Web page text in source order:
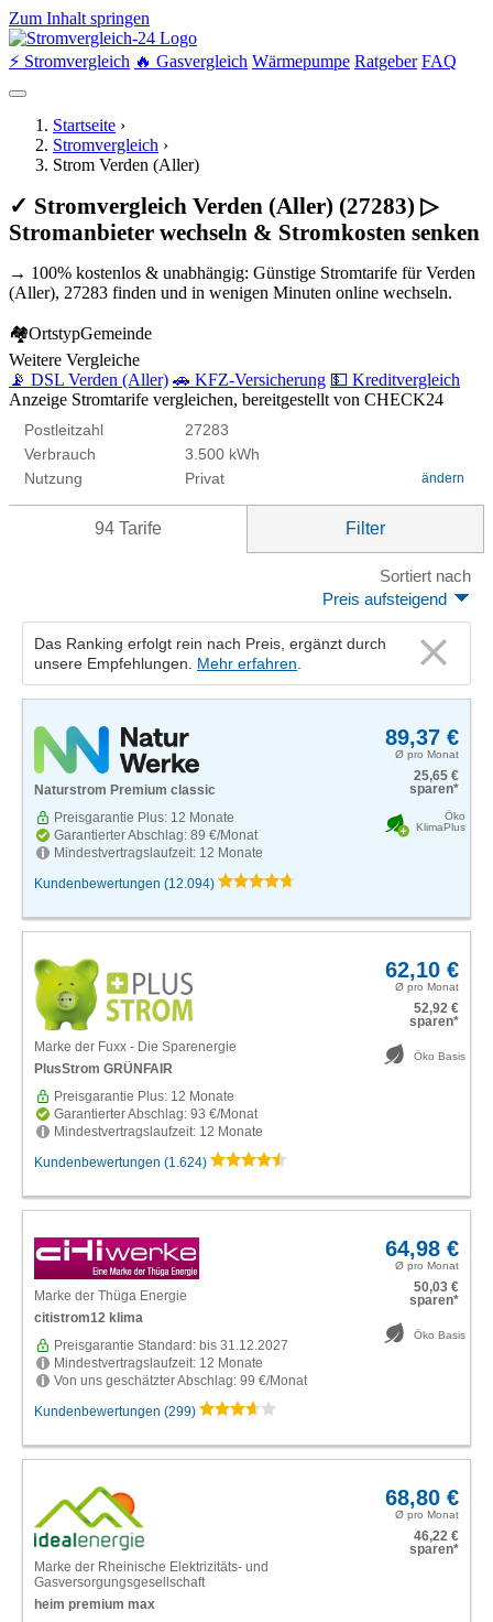
Zum Inhalt springen
⚡ Stromvergleich 🔥 Gasvergleich Wärmepumpe Ratgeber FAQ
Startseite ›
Stromvergleich ›
Strom Verden (Aller)
✓ Stromvergleich Verden (Aller) (27283) ▷
Stromanbieter wechseln & Stromkosten senken
→ 100% kostenlos & unabhängig: Günstige Stromtarife für Verden
(Aller), 27283 finden und in wenigen Minuten online wechseln.
🏘OrtstypGemeinde
Weitere Vergleiche
📡 DSL Verden (Aller) 🚗 KFZ-Versicherung 💵 Kreditvergleich
Anzeige Stromtarife vergleichen, bereitgestellt von CHECK24